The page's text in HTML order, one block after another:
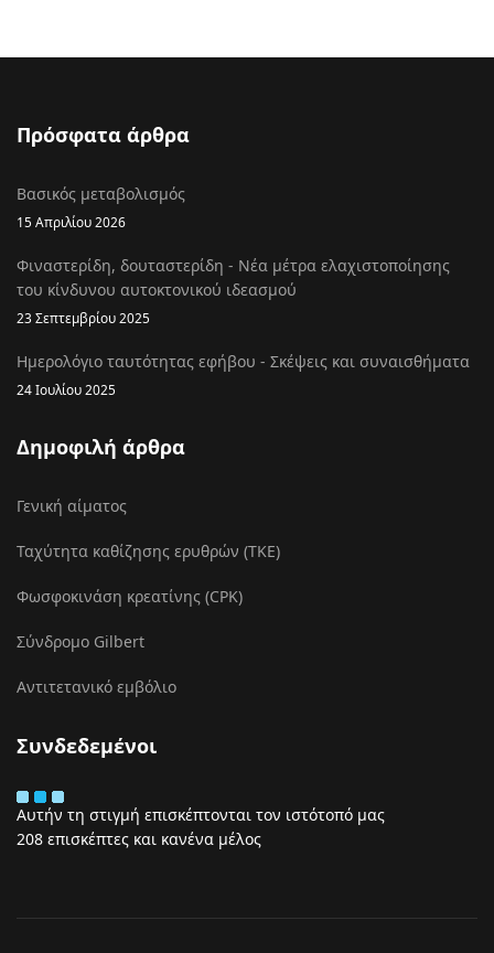
Πρόσφατα άρθρα
Βασικός μεταβολισμός
15 Απριλίου 2026
Φιναστερίδη, δουταστερίδη - Νέα μέτρα ελαχιστοποίησης
του κίνδυνου αυτοκτονικού ιδεασμού
23 Σεπτεμβρίου 2025
Ημερολόγιο ταυτότητας εφήβου - Σκέψεις και συναισθήματα
24 Ιουλίου 2025
Δημοφιλή άρθρα
Γενική αίματος
Ταχύτητα καθίζησης ερυθρών (ΤΚΕ)
Φωσφοκινάση κρεατίνης (CPK)
Σύνδρομο Gilbert
Αντιτετανικό εμβόλιο
Συνδεδεμένοι
Αυτήν τη στιγμή επισκέπτονται τον ιστότοπό μας
208 επισκέπτες και κανένα μέλος